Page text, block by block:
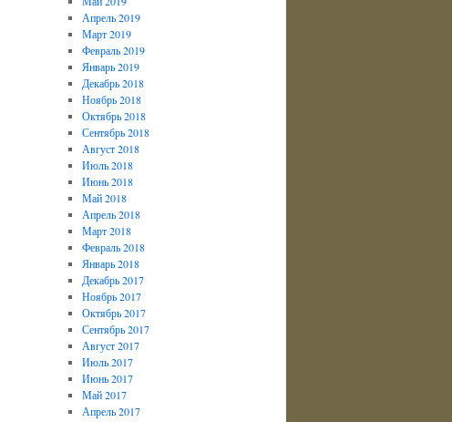
Апрель 2019
Март 2019
Февраль 2019
Январь 2019
Декабрь 2018
Ноябрь 2018
Октябрь 2018
Сентябрь 2018
Август 2018
Июль 2018
Июнь 2018
Май 2018
Апрель 2018
Март 2018
Февраль 2018
Январь 2018
Декабрь 2017
Ноябрь 2017
Октябрь 2017
Сентябрь 2017
Август 2017
Июль 2017
Июнь 2017
Май 2017
Апрель 2017